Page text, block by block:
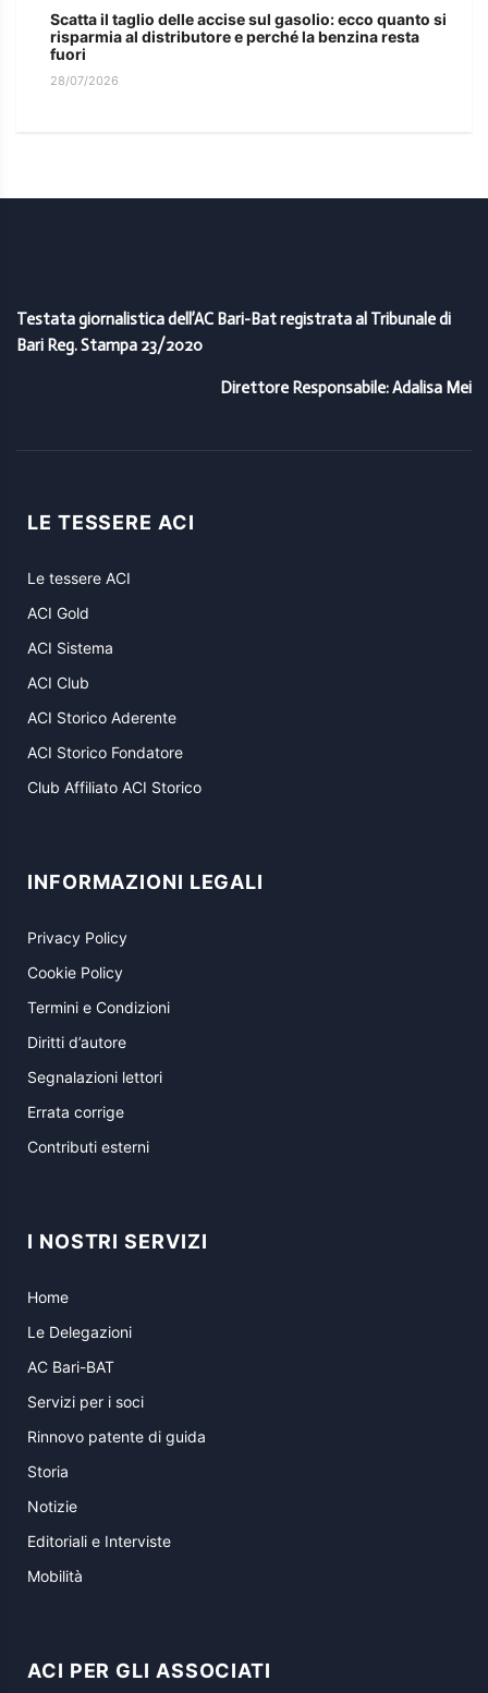
Scatta il taglio delle accise sul gasolio: ecco quanto si
risparmia al distributore e perché la benzina resta
fuori
28/07/2026
Testata giornalistica dell’AC Bari-Bat registrata al Tribunale di
Bari Reg. Stampa 23/2020
Direttore Responsabile: Adalisa Mei
LE TESSERE ACI
Le tessere ACI
ACI Gold
ACI Sistema
ACI Club
ACI Storico Aderente
ACI Storico Fondatore
Club Affiliato ACI Storico
INFORMAZIONI LEGALI
Privacy Policy
Cookie Policy
Termini e Condizioni
Diritti d’autore
Segnalazioni lettori
Errata corrige
Contributi esterni
I NOSTRI SERVIZI
Home
Le Delegazioni
AC Bari-BAT
Servizi per i soci
Rinnovo patente di guida
Storia
Notizie
Editoriali e Interviste
Mobilità
ACI PER GLI ASSOCIATI